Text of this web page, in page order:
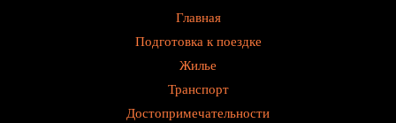
Главная
Подготовка к поездке
Жилье
Транспорт
Достопримечательности